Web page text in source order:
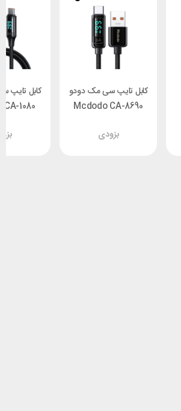
کابل تایپ سی مک دودو
Mcdodo CA-8690
بزودی
کابل تایپ
1080